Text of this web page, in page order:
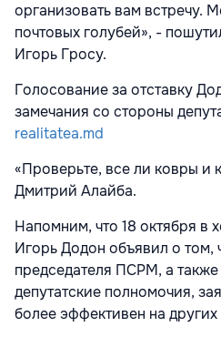
организовать вам встречу.
почтовых голубей», -
Игорь Гросу.
Голосование за отставку
замечания со стороны
realitatea.md
«Проверьте, все ли ковры и
Дмитрий Алайба.
Напомним, что 18 октября в
Игорь Додон объявил о том,
председателя ПСРМ, а
депутатские полномочия,
более эффективен на